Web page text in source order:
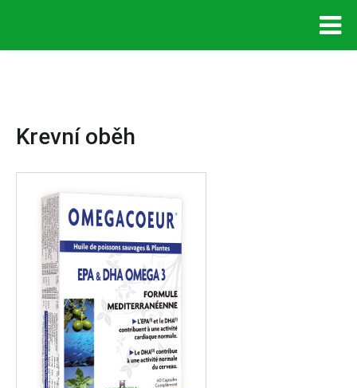
Krevní oběh